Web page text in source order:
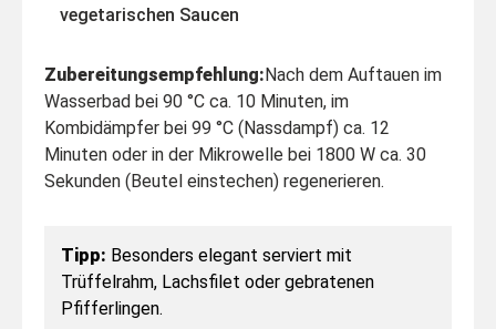
vegetarischen Saucen
Zubereitungsempfehlung:Nach dem Auftauen im
Wasserbad bei 90 °C ca. 10 Minuten, im
Kombidämpfer bei 99 °C (Nassdampf) ca. 12
Minuten oder in der Mikrowelle bei 1800 W ca. 30
Sekunden (Beutel einstechen) regenerieren.
Tipp: Besonders elegant serviert mit
Trüffelrahm, Lachsfilet oder gebratenen
Pfifferlingen.